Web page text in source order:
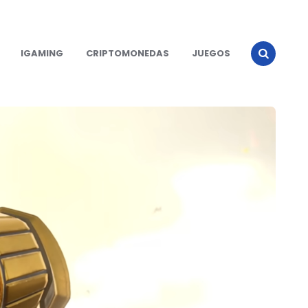
IGAMING CRIPTOMONEDAS JUEGOS